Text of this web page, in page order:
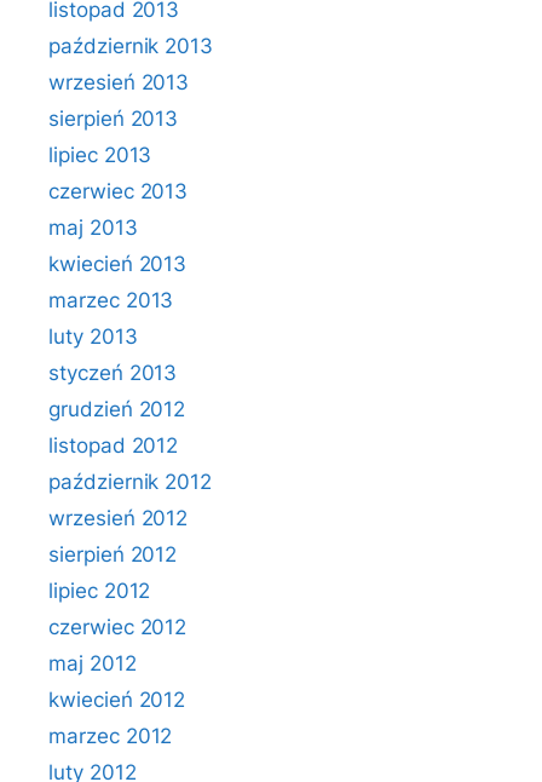
listopad 2013
październik 2013
wrzesień 2013
sierpień 2013
lipiec 2013
czerwiec 2013
maj 2013
kwiecień 2013
marzec 2013
luty 2013
styczeń 2013
grudzień 2012
listopad 2012
październik 2012
wrzesień 2012
sierpień 2012
lipiec 2012
czerwiec 2012
maj 2012
kwiecień 2012
marzec 2012
luty 2012